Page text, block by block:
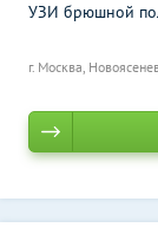
г. Москва,
УЗИ брюшной